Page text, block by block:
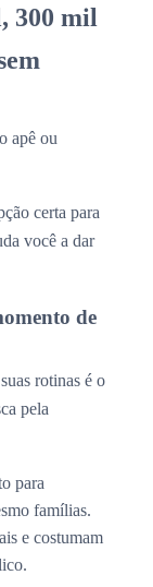
300 mil
apê ou
certa para
você a dar
de
rotinas é o
pela
para
famílias.
e costumam